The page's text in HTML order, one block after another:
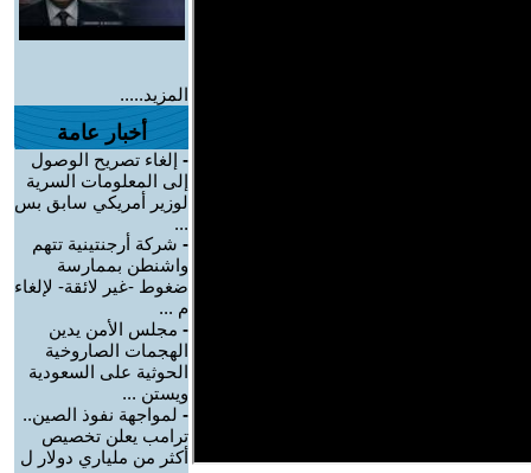
المزيد.....
أخبار عامة
- إلغاء تصريح الوصول
إلى المعلومات السرية
لوزير أمريكي سابق بس
...
- شركة أرجنتينية تتهم
واشنطن بممارسة
ضغوط -غير لائقة- لإلغاء
م ...
- مجلس الأمن يدين
الهجمات الصاروخية
الحوثية على السعودية
ويستن ...
- لمواجهة نفوذ الصين..
ترامب يعلن تخصيص
أكثر من ملياري دولار ل